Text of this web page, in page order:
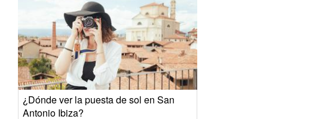
¿Dónde ver la puesta de sol en San
Antonio Ibiza?